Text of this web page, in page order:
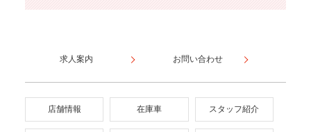
求人案内 お問い合わせ
店舗情報 在庫車 スタッフ紹介